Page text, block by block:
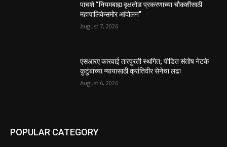
पाचशे “नियमबाह्य वृक्षतोड प्रकरणाच्या चौकशीसाठी
महापालिकेसमोर आंदोलन”
August 7, 2026
एसआरए कारवाई तात्पुरती स्थगित; पीडित संतोष नेटके
कुटुंबाच्या न्यायासाठी क्रांतिवीर सेनेचा लढा
August 6, 2026
POPULAR CATEGORY